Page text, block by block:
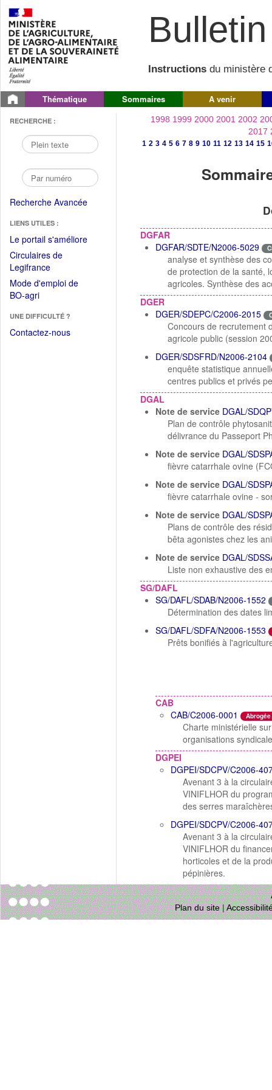
Instructions du ministère
Thématique Sommaires A venir
RECHERCHE :
Recherche Avancée
LIENS UTILES :
Le portail s'améliore(Fichier
Circulaires de
Legifrance(Ouvrir
dans
une
fenêtre)
Mode d'emploi de
BO-agri(Ouvrir
une
nouvelle
UNE DIFFICULTÉ ?
Contactez-nous
1998 1999 2000 2001 2002
2017
1 2 3 4 5 6 7 8 9 10 11 12 13 14 15
DGFAR
DGFAR/SDTE/N2006-5029
analyse et synthèse des
de protection de la santé,
agricoles. Synthèse des
DGER
DGER/SDEPC/C2006-2015
Concours de recrutement
agricole public (session
DGER/SDSFRD/N2006-2104
enquête statistique
centres publics et privés
DGAL
Note de service DGAL/
Plan de contrôle
délivrance du Passeport
Note de service DGAL/
fièvre catarrhale ovine
Note de service DGAL/
fièvre catarrhale ovine -
Note de service DGAL/
Plans de contrôle des
bêta agonistes chez les
Note de service DGAL/
Liste non exhaustive des
SG/DAFL
SG/DAFL/SDAB/N2006-1552
Détermination des dates
SG/DAFL/SDFA/N2006-1553
Prêts bonifiés à
CAB
CAB/C2006-0001
Abrogée
Charte ministérielle
organisations
DGPEI
DGPEI/SDCPV/C2006-
Avenant 3 à la
VINIFLHOR du
des serres
DGPEI/SDCPV/C2006-
Avenant 3 à la
VINIFLHOR du
horticoles et de la
pépinières.
Plan du site|